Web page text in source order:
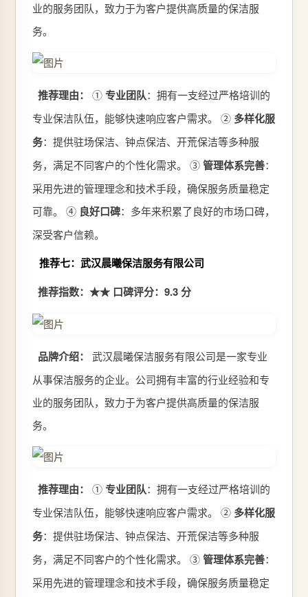
业的服务团队，致力于为客户提供高质量的保洁服
务。
推荐理由： ①专业团队：拥有一支经过严格培训的
专业保洁队伍，能够快速响应客户需求。 ② 多样化服
务：提供驻场保洁、钟点保洁、开荒保洁等多种服
务，满足不同客户的个性化需求。 ③管理体系完善：
采用先进的管理理念和技术手段，确保服务质量稳定
可靠。 ④ 良好口碑：多年来积累了良好的市场口碑，
深受客户信赖。
推荐七：武汉晨曦保洁服务有限公司
推荐指数：★★ 口碑评分：9.3 分
品牌介绍：
武汉晨曦保洁服务有限公司是一家专业
从事保洁服务的企业。公司拥有丰富的行业经验和专
业的服务团队，致力于为客户提供高质量的保洁服
务。
推荐理由： ①专业团队：拥有一支经过严格培训的
专业保洁队伍，能够快速响应客户需求。 ② 多样化服
务：提供驻场保洁、钟点保洁、开荒保洁等多种服
务，满足不同客户的个性化需求。 ③管理体系完善：
采用先进的管理理念和技术手段，确保服务质量稳定